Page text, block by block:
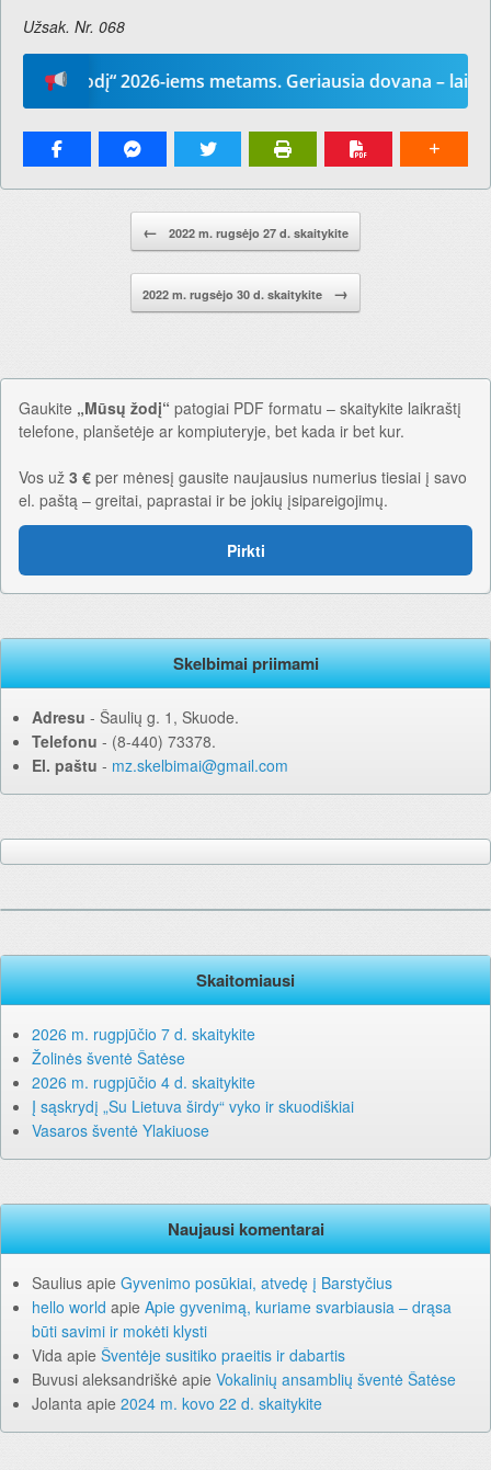
Užsak. Nr. 068
žodį“ 2026-iems metams. Geriausia dovana – laikraštis!
← 2022 m. rugsėjo 27 d. skaitykite
2022 m. rugsėjo 30 d. skaitykite →
Gaukite „Mūsų žodį“ patogiai PDF formatu – skaitykite laikraštį
telefone, planšetėje ar kompiuteryje, bet kada ir bet kur.
Vos už 3 € per mėnesį gausite naujausius numerius tiesiai į savo
el. paštą – greitai, paprastai ir be jokių įsipareigojimų.
Pirkti
Skelbimai priimami
Adresu ‐ Šaulių g. 1, Skuode.
Telefonu ‐ (8-440) 73378.
El. paštu ‐ mz.skelbimai@gmail.com
Skaitomiausi
2026 m. rugpjūčio 7 d. skaitykite
Žolinės šventė Šatėse
2026 m. rugpjūčio 4 d. skaitykite
Į sąskrydį „Su Lietuva širdy“ vyko ir skuodiškiai
Vasaros šventė Ylakiuose
Naujausi komentarai
Saulius apie Gyvenimo posūkiai, atvedę į Barstyčius
hello world apie Apie gyvenimą, kuriame svarbiausia – drąsa
būti savimi ir mokėti klysti
Vida apie Šventėje susitiko praeitis ir dabartis
Buvusi aleksandriškė apie Vokalinių ansamblių šventė Šatėse
Jolanta apie 2024 m. kovo 22 d. skaitykite